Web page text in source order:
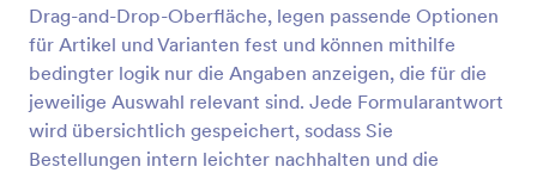
Drag-and-Drop-Oberfläche, legen passende Optionen
für Artikel und Varianten fest und können mithilfe
bedingter logik nur die Angaben anzeigen, die für die
jeweilige Auswahl relevant sind. Jede Formularantwort
wird übersichtlich gespeichert, sodass Sie
Bestellungen intern leichter nachhalten und die
T Shirt Bestellformular
Ein T-Shirt-Bestellformular wird von
Bekleidungsunternehmen verwendet, um